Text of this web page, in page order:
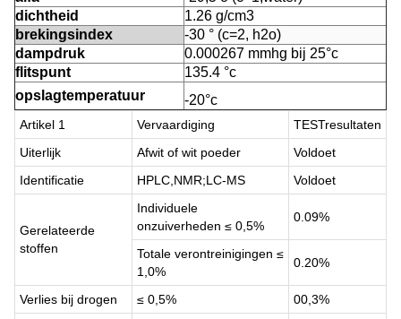
dichtheid
1.26 g/cm3
brekingsindex
-30 ° (c=2, h2o)
dampdruk
0.000267 mmhg bij 25°c
flitspunt
135.4 °c
opslagtemperatuur
-20°c
Artikel 1 Vervaardiging
TESTresultaten
Uiterlijk
Afwit of wit poeder
Voldoet
Identificatie
HPLC,NMR;LC-MS Voldoet
Gerelateerde
stoffen
Individuele
onzuiverheden ≤ 0,5%
0.09%
Totale verontreinigingen ≤
1,0%
0.20%
Verlies bij drogen ≤ 0,5%
00,3%